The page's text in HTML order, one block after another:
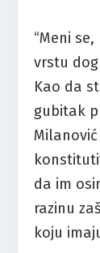
“Meni
vrstu
Kao da
gubitak
da im
razinu
koju